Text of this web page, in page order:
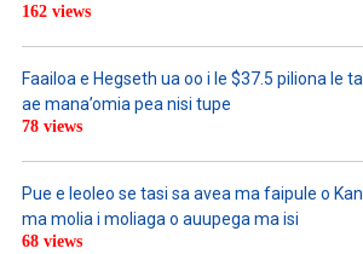
162 views
Faailoa e Hegseth ua oo i le $37.5 piliona le
ae mana’omia pea nisi tupe
78 views
Pue e leoleo se tasi sa avea ma faipule o
ma molia i moliaga o auupega ma isi
68 views